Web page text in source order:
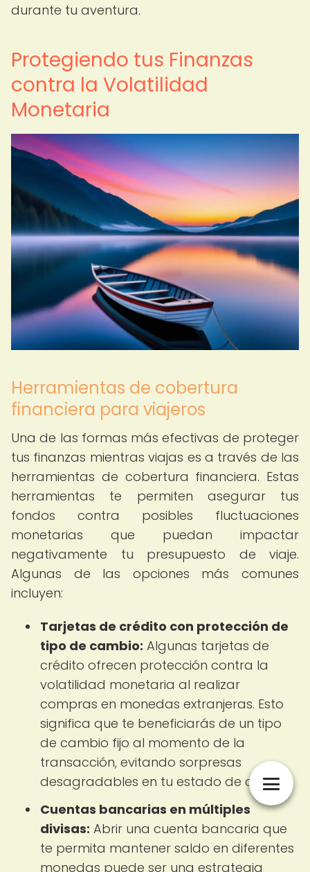
durante tu aventura.
Protegiendo tus Finanzas
contra la Volatilidad
Monetaria
Herramientas de cobertura
financiera para viajeros
Una de las formas más efectivas de proteger
tus finanzas mientras viajas es a través de las
herramientas de cobertura financiera. Estas
herramientas te permiten asegurar tus
fondos contra posibles fluctuaciones
monetarias que puedan impactar
negativamente tu presupuesto de viaje.
Algunas de las opciones más comunes
incluyen:
Tarjetas de crédito con protección de
tipo de cambio: Algunas tarjetas de
crédito ofrecen protección contra la
volatilidad monetaria al realizar
compras en monedas extranjeras. Esto
significa que te beneficiarás de un tipo
de cambio fijo al momento de la
transacción, evitando sorpresas
desagradables en tu estado de cuenta.
Cuentas bancarias en múltiples
divisas: Abrir una cuenta bancaria que
te permita mantener saldo en diferentes
monedas puede ser una estrategia